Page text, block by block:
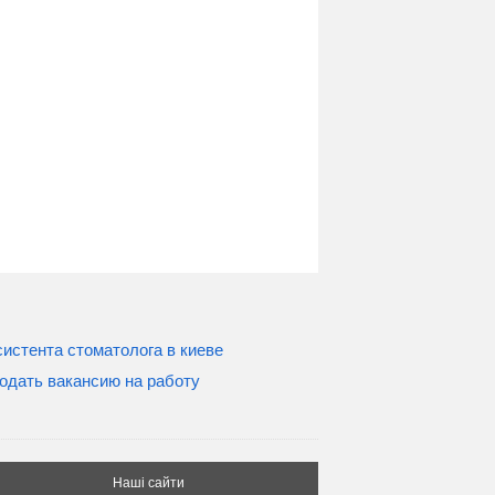
стоматолога в киеве
вакансию на работу
Наші сайти